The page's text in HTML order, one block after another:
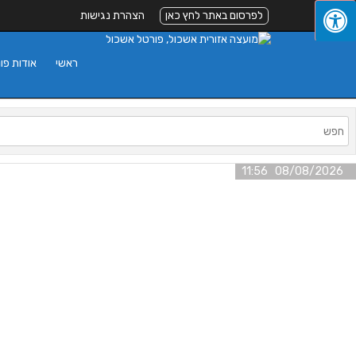
לפרסום באתר לחץ כאן הצהרת נגישות
אודות ראשי
08/08/2026 11:56